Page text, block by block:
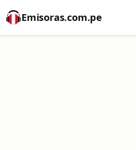
Emisoras.com.pe